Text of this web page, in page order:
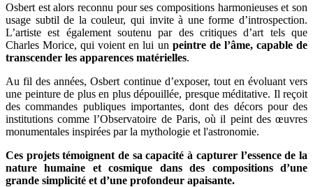
Osbert est alors reconnu pour ses compositions harmonieuses et son
usage subtil de la couleur, qui invite à une forme d’introspection.
L’artiste est également soutenu par des critiques d’art tels que
Charles Morice, qui voient en lui un peintre de l’âme, capable de
transcender les apparences matérielles.
Au fil des années, Osbert continue d’exposer, tout en évoluant vers
une peinture de plus en plus dépouillée, presque méditative. Il reçoit
des commandes publiques importantes, dont des décors pour des
institutions comme l’Observatoire de Paris, où il peint des œuvres
monumentales inspirées par la mythologie et l'astronomie.
Ces projets témoignent de sa capacité à capturer l’essence de la
nature humaine et cosmique dans des compositions d’une
grande simplicité et d’une profondeur apaisante.